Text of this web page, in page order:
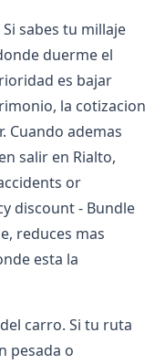
sabes tu millaje
duerme el
es bajar
la cotizacion
Cuando ademas
salir en Rialto,
or
discount - Bundle
reduces mas
esta la
carro. Si tu ruta
pesada o